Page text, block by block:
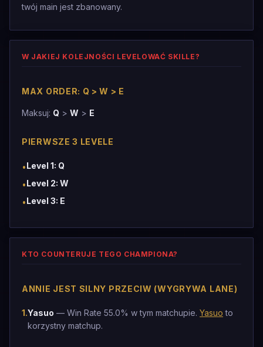
twój main jest zbanowany.
W JAKIEJ KOLEJNOŚCI LEVELOWAĆ SKILLE?
MAX ORDER: Q > W > E
Maksuj: Q > W > E
PIERWSZE 3 LEVELE
•Level 1: Q
•Level 2: W
•Level 3: E
KTO COUNTERUJE TEGO CHAMPIONA?
ANNIE JEST SILNY PRZECIW (WYGRYWA LANE)
1.Yasuo — Win Rate 55.0% w tym matchupie. Yasuo to
korzystny matchup.